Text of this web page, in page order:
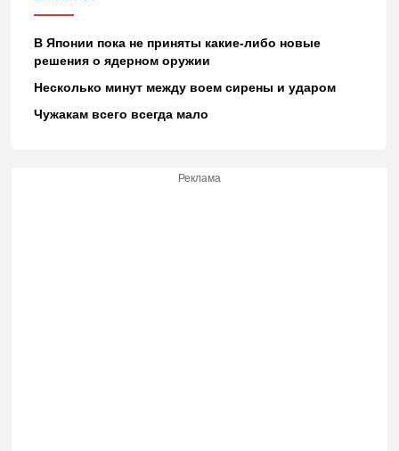
В Японии пока не приняты какие-либо новые
решения о ядерном оружии
Несколько минут между воем сирены и ударом
Чужакам всего всегда мало
Реклама